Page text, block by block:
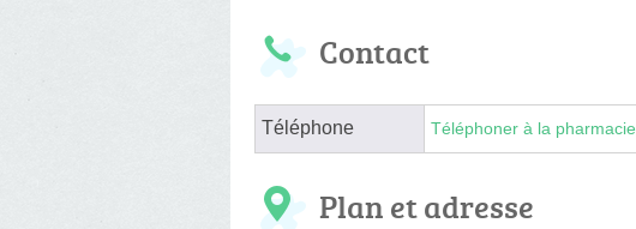
Contact
Téléphone Téléphoner à la pharmacie
Plan et adresse